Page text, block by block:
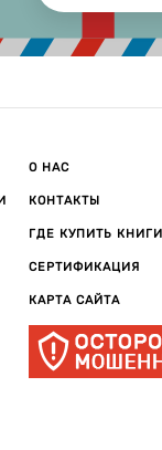
О НАС
КОНТАКТЫ
ГДЕ КУПИТЬ КНИГИ
СЕРТИФИКАЦИЯ
КАРТА САЙТА